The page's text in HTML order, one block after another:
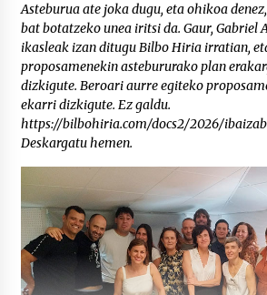
Asteburua ate joka dugu, eta ohikoa
bat botatzeko unea iritsi da. Gaur, Gabriel
ikasleak izan ditugu Bilbo Hiria irratian,
proposamenekin astebururako plan
dizkigute. Beroari aurre egiteko
ekarri dizkigute. Ez galdu.
https://bilbohiria.com/docs2/2026/
Deskargatu hemen.